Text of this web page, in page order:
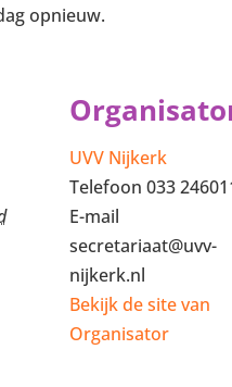
opnieuw.
UVV Nijkerk
Telefoon 033
E-mail
secretariaat@uvv-
nijkerk.nl
Bekijk de site van
Organisator